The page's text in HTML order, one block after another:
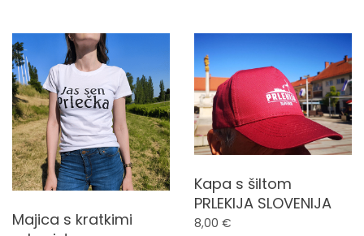
Majica s kratkimi
Kapa s šiltom
PRLEKIJA SLOVENIJA
8,00 €